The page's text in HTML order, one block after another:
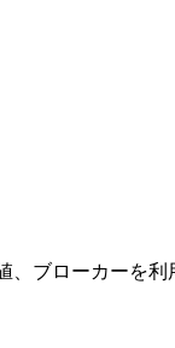
ブローカーを利